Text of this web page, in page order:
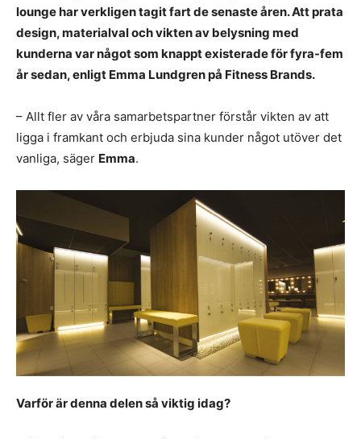
lounge har verkligen tagit fart de senaste åren. Att prata
design, materialval och vikten av belysning med
kunderna var något som knappt existerade för fyra-fem
år sedan, enligt Emma Lundgren på Fitness Brands.
– Allt fler av våra samarbetspartner förstår vikten av att
ligga i framkant och erbjuda sina kunder något utöver det
vanliga, säger Emma.
Varför är denna delen så viktig idag?